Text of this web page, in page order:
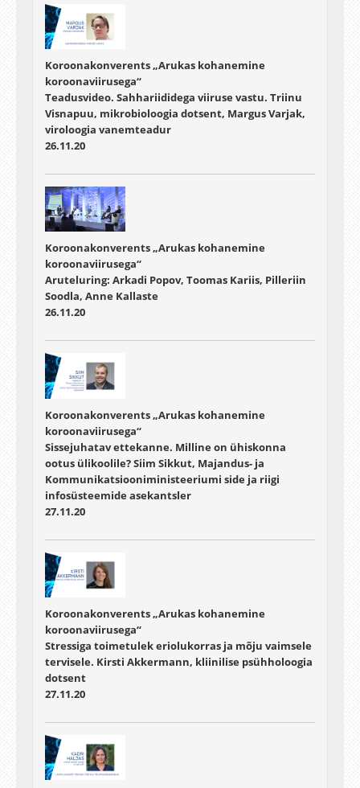
Koroonakonverents „Arukas kohanemine
koroonaviirusega“
Teadusvideo. Sahhariididega viiruse vastu. Triinu
Visnapuu, mikrobioloogia dotsent, Margus Varjak,
viroloogia vanemteadur
26.11.20
Koroonakonverents „Arukas kohanemine
koroonaviirusega“
Aruteluring: Arkadi Popov, Toomas Kariis, Pilleriin
Soodla, Anne Kallaste
26.11.20
Koroonakonverents „Arukas kohanemine
koroonaviirusega“
Sissejuhatav ettekanne. Milline on ühiskonna
ootus ülikoolile? Siim Sikkut, Majandus- ja
Kommunikatsiooniministeeriumi side ja riigi
infosüsteemide asekantsler
27.11.20
Koroonakonverents „Arukas kohanemine
koroonaviirusega“
Stressiga toimetulek eriolukorras ja mõju vaimsele
tervisele. Kirsti Akkermann, kliinilise psühholoogia
dotsent
27.11.20